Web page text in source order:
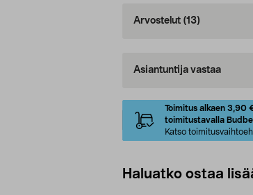
Arvostelut (13)
Asiantuntija vastaa
Toimitus alkaen 3,90
toimitustavalla
Katso
Haluatko ostaa